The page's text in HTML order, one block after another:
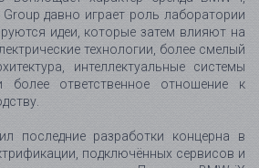
и большой запас хода
пятое поколение технологии BMW
два электродвигателя, силовую
зарядки и высоковольтную батарею.
хода, которое необходимо
электромобилю.